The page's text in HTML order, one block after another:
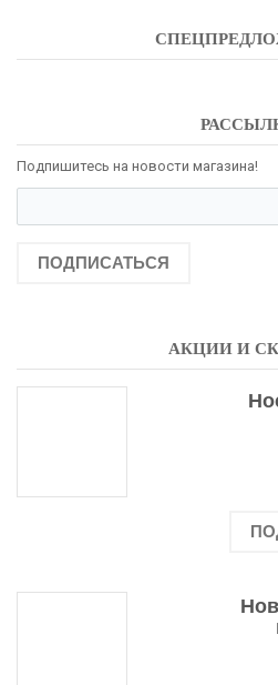
Подпишитесь на новости магазина!
ПОДПИСАТЬСЯ
АКЦИИ И